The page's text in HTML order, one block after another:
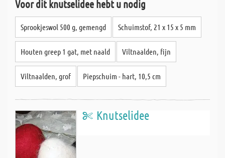
Voor dit knutselidee hebt u nodig
Sprookjeswol 500 g, gemengd Schuimstof, 21 x 15 x 5 mm
Houten greep 1 gat, met naald Viltnaalden, fijn
Viltnaalden, grof Piepschuim - hart, 10,5 cm
Knutselidee